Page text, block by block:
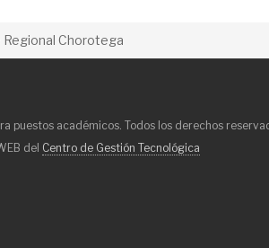
Regional Chorotega
puestos académicos. Todos los derechos
del Centro de Gestión Tecnológica